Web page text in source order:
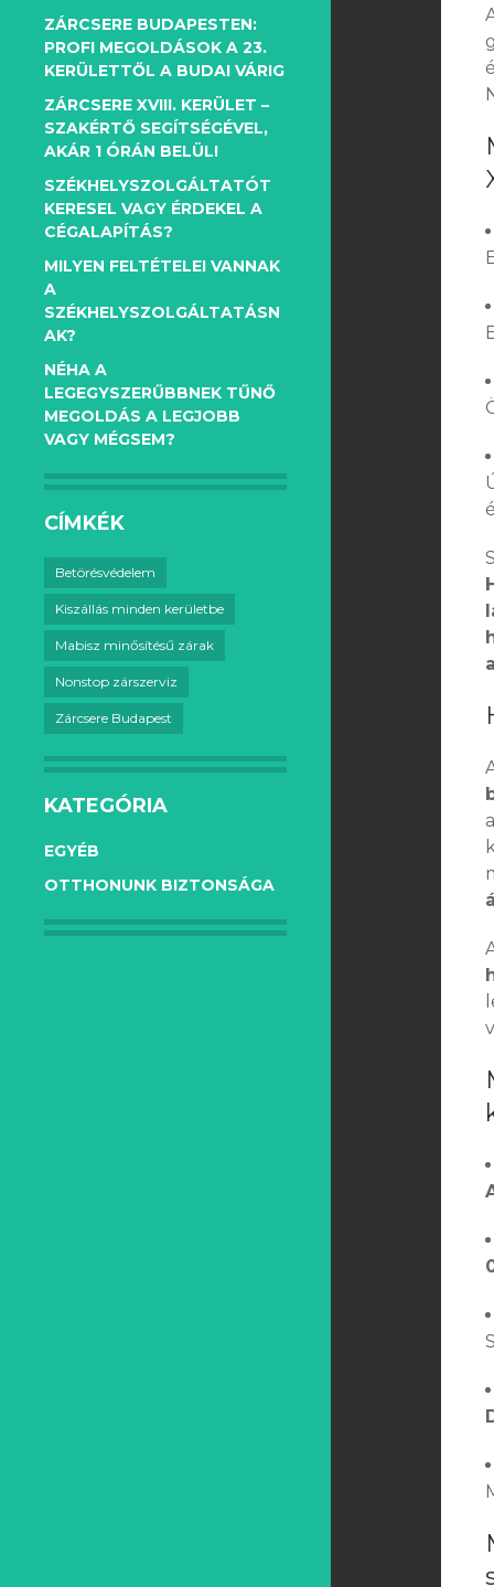
ZÁRCSERE BUDAPESTEN:
PROFI MEGOLDÁSOK A 23.
KERÜLETTŐL A BUDAI VÁRIG
ZÁRCSERE XVIII. KERÜLET –
SZAKÉRTŐ SEGÍTSÉGÉVEL,
AKÁR 1 ÓRÁN BELÜL!
SZÉKHELYSZOLGÁLTATÓT
KERESEL VAGY ÉRDEKEL A
CÉGALAPÍTÁS?
MILYEN FELTÉTELEI VANNAK
A
SZÉKHELYSZOLGÁLTATÁSN
AK?
NÉHA A
LEGEGYSZERŰBBNEK TŰNŐ
MEGOLDÁS A LEGJOBB
VAGY MÉGSEM?
CÍMKÉK
Betörésvédelem
Kiszállás minden kerületbe
Mabisz minősítésű zárak
Nonstop zárszerviz
Zárcsere Budapest
KATEGÓRIA
EGYÉB
OTTHONUNK BIZTONSÁGA